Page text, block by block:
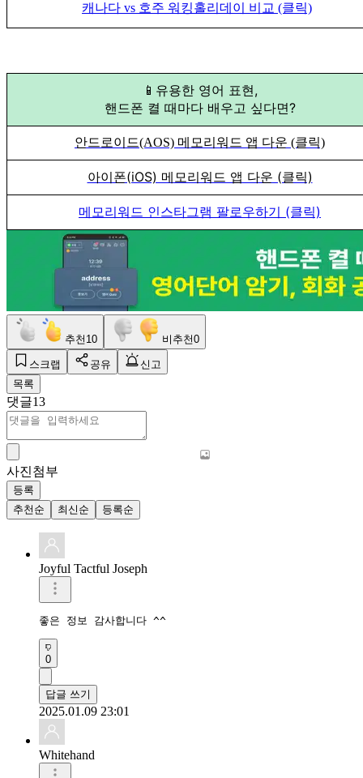
캐나다 vs 호주 워킹홀리데이 비교 (클릭)
📱유용한 영어 표현,
핸드폰 켤 때마다 배우고 싶다면?
안드로이드(AOS) 메모리워드 앱 다운 (클릭)
아이폰(iOS) 메모리워드 앱 다운 (클릭)
메모리워드 인스타그램 팔로우하기 (클릭)
추천 10 비추천0
스크랩 공유
신고
목록
댓글13
사진첨부
등록
추천순
최신순 등록순
Joyful Tactful Joseph
좋은 정보 감사합니다 ^^
0
답글 쓰기
2025.01.09 23:01
Whitehand